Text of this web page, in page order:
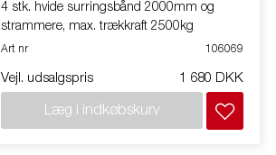
4 stk. hvide surringsbånd 2000mm og
strammere, max. trækkraft 2500kg
Art nr 106069
Vejl. udsalgspris 1 680 DKK
Læg i indkøbskurv